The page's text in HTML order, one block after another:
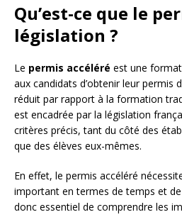
Qu’est-ce que le
législation ?
Le permis accéléré est une
aux candidats d’obtenir leur permis
réduit par rapport à la formation
est encadrée par la législation
critères précis, tant du côté des
que des élèves eux-mêmes.
En effet, le permis accéléré
important en termes de temps et
donc essentiel de comprendre les